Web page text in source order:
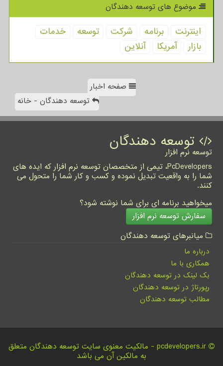
موضوع های توسعه دهندگان
اینترنت برنامه شركت توسعه
خدمات
بازار
آمریكا آنلاین
صفحه اخبار
توسعه دهندگان - خانه
توسعه دهندگان
توسعه نرم افزار
PcDevelopers، تیمی از متخصصان توسعه نرم افزار که ایده های
شما را به واقعیت تبدیل نموده و کسب و کار شما را متحول می
کنند.
میخواهید برنامه ای برای شما نوشته شود؟
سفارش توسعه نرم افزار
میانبرهای توسعه دهندگان
درباره ما
همکاری با ما
بک لینک در توسعه دهندگان
رپورتاژ در توسعه دهندگان
مطالب توسعه دهندگان
pcdevelopers.ir - مالکیت معنوی سایت توسعه دهندگان متعلق
به مالکین آن می باشد